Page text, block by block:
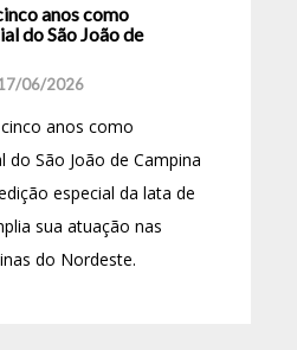
anos como
do São João de
06/2026
anos como
São João de Campina
especial da lata de
sua atuação nas
do Nordeste.